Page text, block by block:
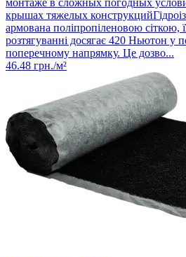
монтаже в сложных погодных
крышах тяжелых
армована поліпропіленовою сіткою,
розтягуванні досягає 420 Ньютон у
поперечному напрямку. Це дозво...
46.48 грн./м²